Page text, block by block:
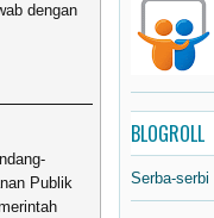
dengan
Publik
BLOGROLL
Serba-serbi